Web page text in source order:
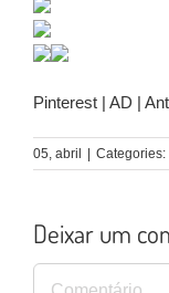
Pinterest | AD |
05, abril Categories:
Deixar um
Comentário